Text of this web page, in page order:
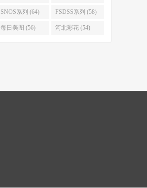
SNOS系列 (64) FSDSS系列 (58)
每日美图 (56) 河北彩花 (54)